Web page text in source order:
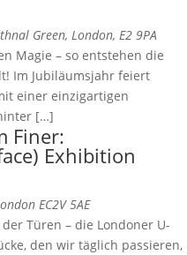
Green, London, E2 9PA
Magie – so entstehen die
Im Jubiläumsjahr feiert
einer einzigartigen
[…]
Finer:
Exhibition
EC2V 5AE
Türen – die Londoner U-
den wir täglich passieren,